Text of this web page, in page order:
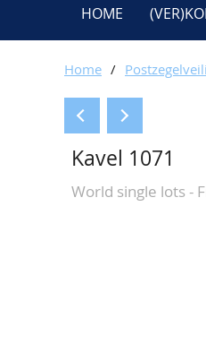
HOME
Home /
Kavel 1071
World single lots -